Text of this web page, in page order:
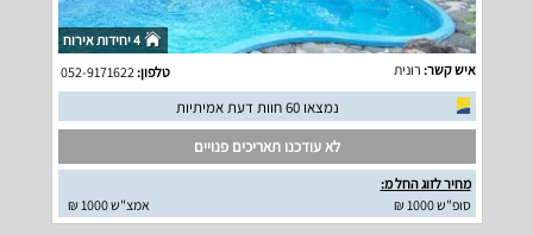
4 יחידות אירוח
איש קשר: רונית טלפון:
נמצאו 60 חוות דעת אמיתיות
לא עודכנו תאריכים פנויים
מחיר לזוג החל מ:
סופ"ש 1000 ₪
אמצ"ש 1000 ₪